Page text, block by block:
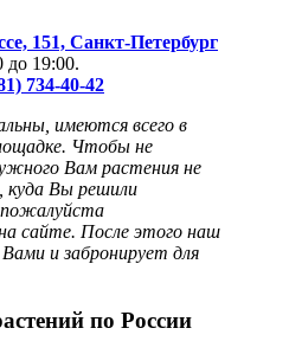
151, Санкт-Петербург
до 19:00.
734-40-42
имеются всего в
Чтобы не
Вам растения не
куда Вы решили
сайте. После этого наш
и забронирует для
по России